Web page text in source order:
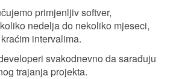
primjenljiv softver,
nedelja do nekoliko mjeseci,
intervalima.
svakodnevno da sarađuju
trajanja projekta.